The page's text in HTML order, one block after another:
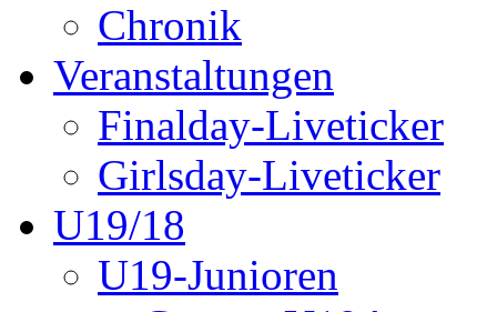
Chronik
Veranstaltungen
Finalday-Liveticker
Girlsday-Liveticker
U19/18
U19-Junioren